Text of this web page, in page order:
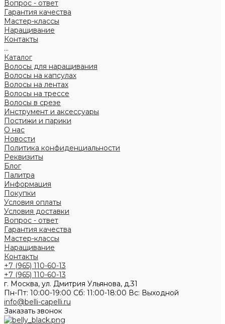
Вопрос - ответ
Гарантия качества
Мастер-классы
Наращивание
Контакты
...
Каталог
Волосы для наращивания
Волосы на капсулах
Волосы на лентах
Волосы на трессе
Волосы в срезе
Инструмент и аксессуары
Постижи и парики
О нас
Новости
Политика конфиденциальности
Реквизиты
Блог
Палитра
Информация
Покупки
Условия оплаты
Условия доставки
Вопрос - ответ
Гарантия качества
Мастер-классы
Наращивание
Контакты
+7 (965) 110-60-13
+7 (965) 110-60-13
г. Москва, ул. Дмитрия Ульянова, д.31
Пн-Пт: 10:00-19:00 Cб: 11:00-18:00 Вс: Выходной
info@belli-capelli.ru
Заказать звонок